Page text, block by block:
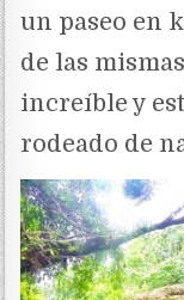
un paseo en
de las
increíble y
rodeado de